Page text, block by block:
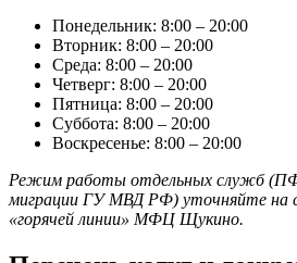
Понедельник: 8:00 – 20:00
Вторник: 8:00 – 20:00
Среда: 8:00 – 20:00
Четверг: 8:00 – 20:00
Пятница: 8:00 – 20:00
Суббота: 8:00 – 20:00
Воскресенье: 8:00 – 20:00
Режим работы отдельных служб
миграции ГУ МВД РФ) уточняйте на
«горячей линии» МФЦ Щукино.